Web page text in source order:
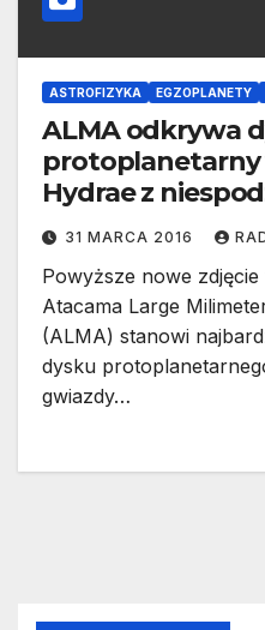
ASTROFIZYKA EGZOPLANETY
ALMA odkrywa
protoplanetarny
Hydrae z
31 MARCA 2016
Powyższe nowe
Atacama Large
(ALMA) stanowi
dysku
gwiazdy…